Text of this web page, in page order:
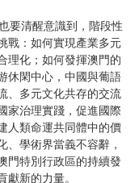
清醒意識到，階段性
戰：如何實現產業多元
理化；如何發揮澳門的
休閑中心，中國與葡語
、多元文化共存的交流
家治理實踐，促進國際
人類命運共同體中的價
學術界當義不容辭，
門特別行政區的持續發
新的力量。